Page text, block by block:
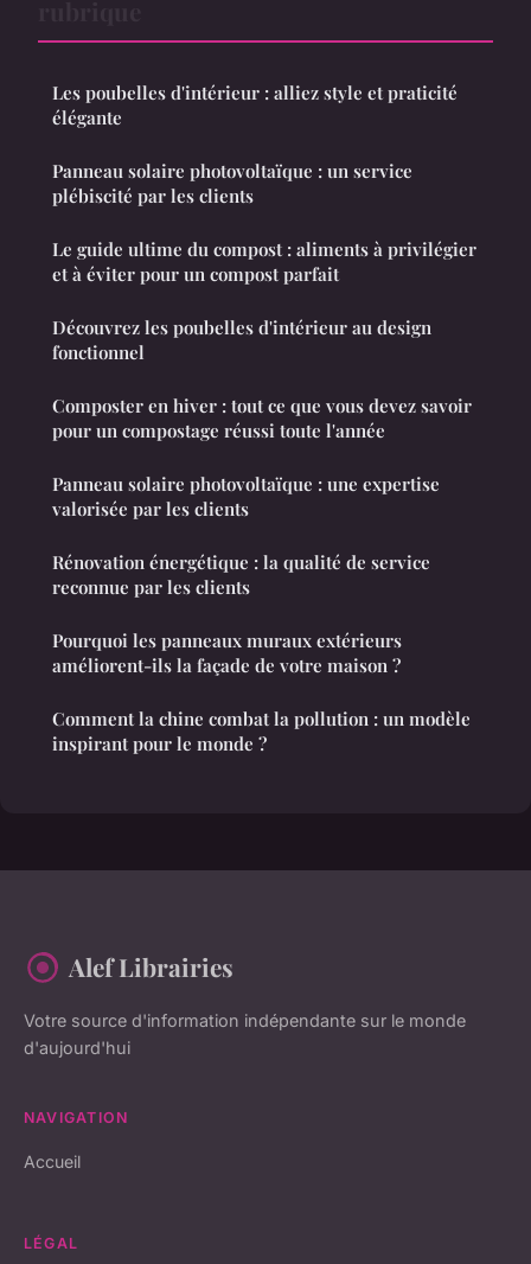
Les poubelles d'intérieur : alliez style et praticité
élégante
Panneau solaire photovoltaïque : un service
plébiscité par les clients
Le guide ultime du compost : aliments à privilégier
et à éviter pour un compost parfait
Découvrez les poubelles d'intérieur au design
fonctionnel
Composter en hiver : tout ce que vous devez savoir
pour un compostage réussi toute l'année
Panneau solaire photovoltaïque : une expertise
valorisée par les clients
Rénovation énergétique : la qualité de service
reconnue par les clients
Pourquoi les panneaux muraux extérieurs
améliorent-ils la façade de votre maison ?
Comment la chine combat la pollution : un modèle
inspirant pour le monde ?
Alef Librairies
Votre source d'information indépendante sur le monde
d'aujourd'hui
NAVIGATION
Accueil
LÉGAL